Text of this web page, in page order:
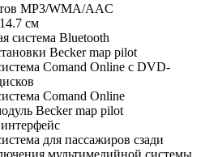
MP3/WMA/AAC
см
система Bluetooth
Becker map pilot
Comand Online с DVD-
Comand Online
Becker map pilot
для пассажиров сзади
мультимедийной системы